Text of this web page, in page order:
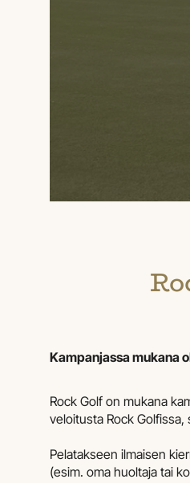
Kampanjassa mukana
Rock Golf on mukana
veloitusta Rock Golfissa,
Pelatakseen ilmaisen
(esim. oma huoltaja tai